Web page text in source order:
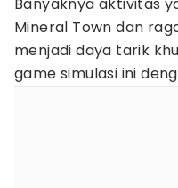
Mineral Town dan
menjadi daya tarik
game simulasi ini